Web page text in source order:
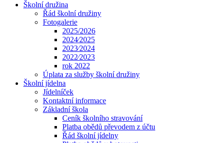
Školní družina
Řád školní družiny
Fotogalerie
2025/2026
2024⁄2025
2023⁄2024
2022⁄2023
rok 2022
Úplata za služby školní družiny
Školní jídelna
Jídelníček
Kontaktní informace
Základní škola
Ceník školního stravování
Platba obědů převodem z účtu
Řád školní jídelny